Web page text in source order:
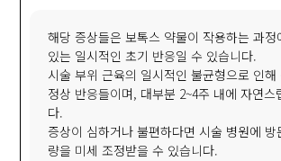
해당 증상들은 보톡스 약물이 작용하는 과정
있는 일시적인 초기 반응일 수 있습니다.
시술 부위 근육의 일시적인 불균형으로 인해
정상 반응들이며, 대부분 2~4주 내에 자연스
다.
증상이 심하거나 불편하다면 시술 병원에 방
량을 미세 조정받을 수 있습니다.